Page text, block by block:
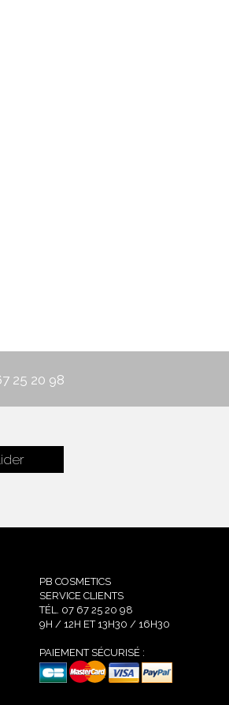
25 20 98
PB COSMETICS
SERVICE CLIENTS
TÉL. 07 67 25 20 98
9H / 12H ET 13H30 / 16H30
PAIEMENT SÉCURISÉ :